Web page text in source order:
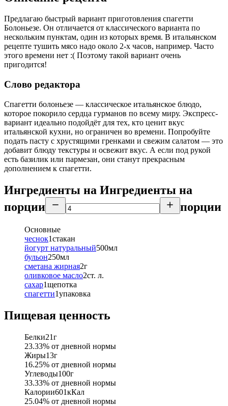
Предлагаю быстрый вариант приготовления спагетти
Болоньезе. Он отличается от классического варианта по
нескольким пунктам, один из которых время. В итальянском
рецепте тушить мясо надо около 2-х часов, например. Часто
этого времени нет :( Поэтому такой вариант очень
пригодится!
Слово редактора
Спагетти болоньезе — классическое итальянское блюдо,
которое покорило сердца гурманов по всему миру. Экспресс-
вариант идеально подойдёт для тех, кто ценит вкус
итальянской кухни, но ограничен во времени. Попробуйте
подать пасту с хрустящими гренками и свежим салатом — это
добавит блюду текстуры и освежит вкус. А если под рукой
есть базилик или пармезан, они станут прекрасным
дополнением к спагетти.
Ингредиенты на Ингредиенты на
порции
порции
Основные
чеснок1стакан
йогурт натуральный500мл
бульон250мл
сметана жирная2г
оливковое масло2ст. л.
сахар1щепотка
спагетти1упаковка
Пищевая ценность
Белки21г
23.33% от дневной нормы
Жиры13г
16.25% от дневной нормы
Углеводы100г
33.33% от дневной нормы
Калории601кКал
25.04% от дневной нормы